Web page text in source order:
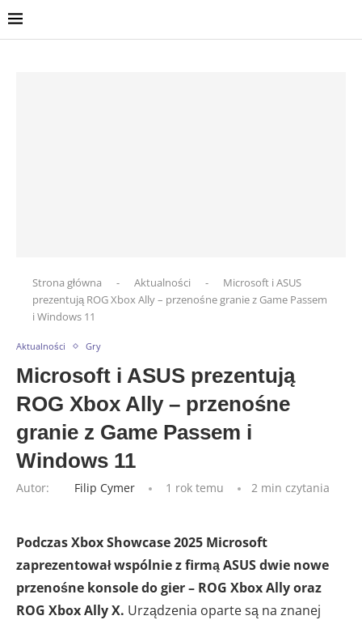
Strona główna - Aktualności -
Microsoft i ASUS
prezentują ROG Xbox Ally – przenośne granie z Game Passem
i Windows 11
Aktualności Gry
Microsoft i ASUS prezentują
ROG Xbox Ally – przenośne
granie z Game Passem i
Windows 11
Autor: Filip Cymer 1 rok temu 2 min czytania
Podczas Xbox Showcase 2025 Microsoft
zaprezentował wspólnie z firmą ASUS dwie nowe
przenośne konsole do gier – ROG Xbox Ally oraz
ROG Xbox Ally X. Urządzenia oparte są na znanej